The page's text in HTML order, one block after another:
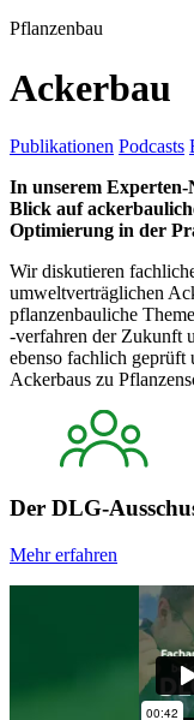
Pflanzenbau
Ackerbau
Publikationen Podcasts
In unserem
Blick auf
Optimierung in der
Wir diskutieren
umweltverträglichen
pflanzenbauliche
-verfahren der Zukunft
ebenso fachlich geprüft
Ackerbaus zu
Der DLG-
Mehr erfahren